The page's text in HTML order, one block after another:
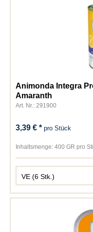
Animonda Integra
Amaranth
Art. Nr.: 291900
3,39 € *pro Stück
Inhaltsmenge: 400 GR pro